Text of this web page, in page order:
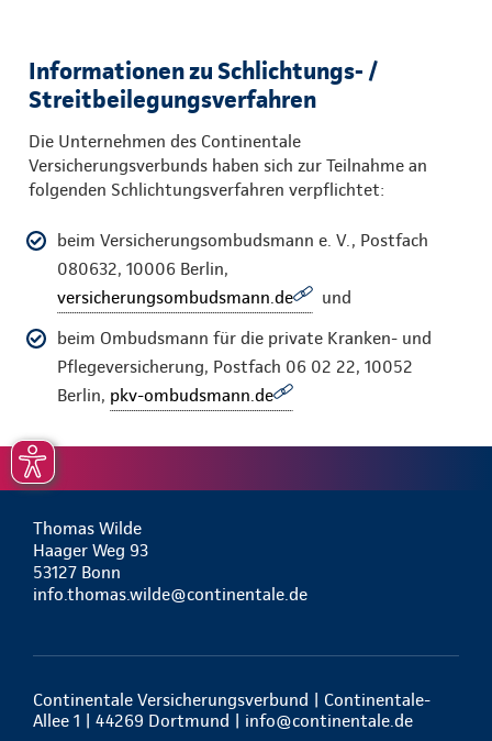
Informationen zu Schlichtungs- /
Streitbeilegungsverfahren
Die Unternehmen des Continentale
Versicherungsverbunds haben sich zur Teilnahme an
folgenden Schlichtungsverfahren verpflichtet:
beim Versicherungsombudsmann e. V., Postfach
080632, 10006 Berlin,
versicherungsombudsmann.de
und
beim Ombudsmann für die private Kranken- und
Pflegeversicherung, Postfach 06 02 22, 10052
Berlin, pkv-ombudsmann.de
Thomas Wilde
Haager Weg 93
53127 Bonn
info.thomas.wilde@continentale.de
Continentale Versicherungsverbund | Continentale-
Allee 1 | 44269 Dortmund | info@continentale.de